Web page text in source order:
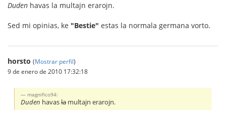
Duden havas la multajn erarojn.
Sed mi opinias, ke "Bestie" estas la normala germana vorto.
horsto (Mostrar perfil)
9 de enero de 2010 17:32:18
magnifico94:
Duden havaslamultajn erarojn.